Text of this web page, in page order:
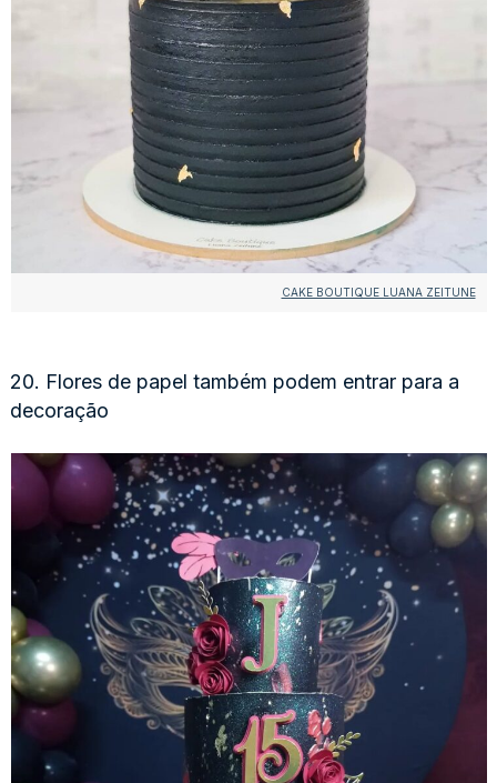
CAKE BOUTIQUE LUANA ZEITUNE
20. Flores de papel também podem entrar para a
decoração